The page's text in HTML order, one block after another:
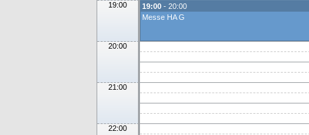
19:00 19:00 - 20:00
Messe HA G
20:00
21:00
22:00